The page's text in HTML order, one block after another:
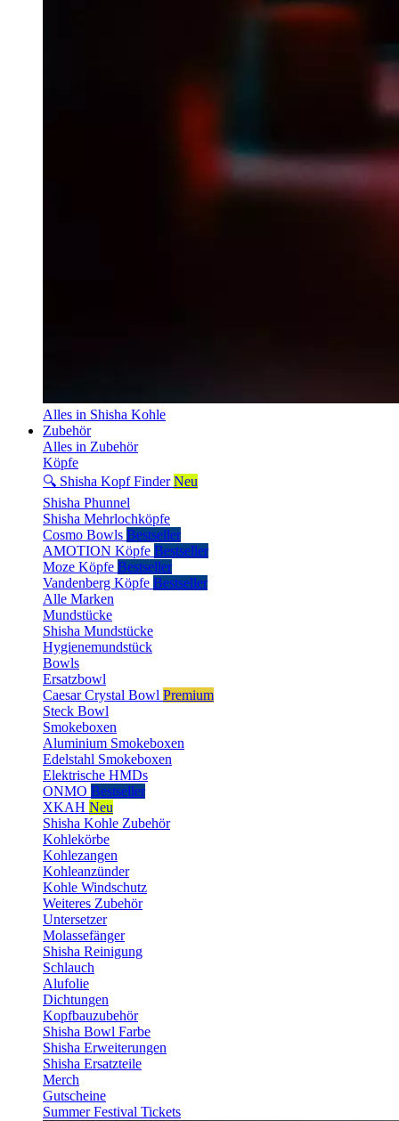
Alles in Shisha Kohle
Zubehör
Alles in Zubehör
Köpfe
🔍 Shisha Kopf Finder Neu
Shisha Phunnel
Shisha Mehrlochköpfe
Cosmo Bowls Bestseller
AMOTION Köpfe Bestseller
Moze Köpfe Bestseller
Vandenberg Köpfe Bestseller
Alle Marken
Mundstücke
Shisha Mundstücke
Hygienemundstück
Bowls
Ersatzbowl
Caesar Crystal Bowl Premium
Steck Bowl
Smokeboxen
Aluminium Smokeboxen
Edelstahl Smokeboxen
Elektrische HMDs
ONMO Bestseller
XKAH Neu
Shisha Kohle Zubehör
Kohlekörbe
Kohlezangen
Kohleanzünder
Kohle Windschutz
Weiteres Zubehör
Untersetzer
Molassefänger
Shisha Reinigung
Schlauch
Alufolie
Dichtungen
Kopfbauzubehör
Shisha Bowl Farbe
Shisha Erweiterungen
Shisha Ersatzteile
Merch
Gutscheine
Summer Festival Tickets